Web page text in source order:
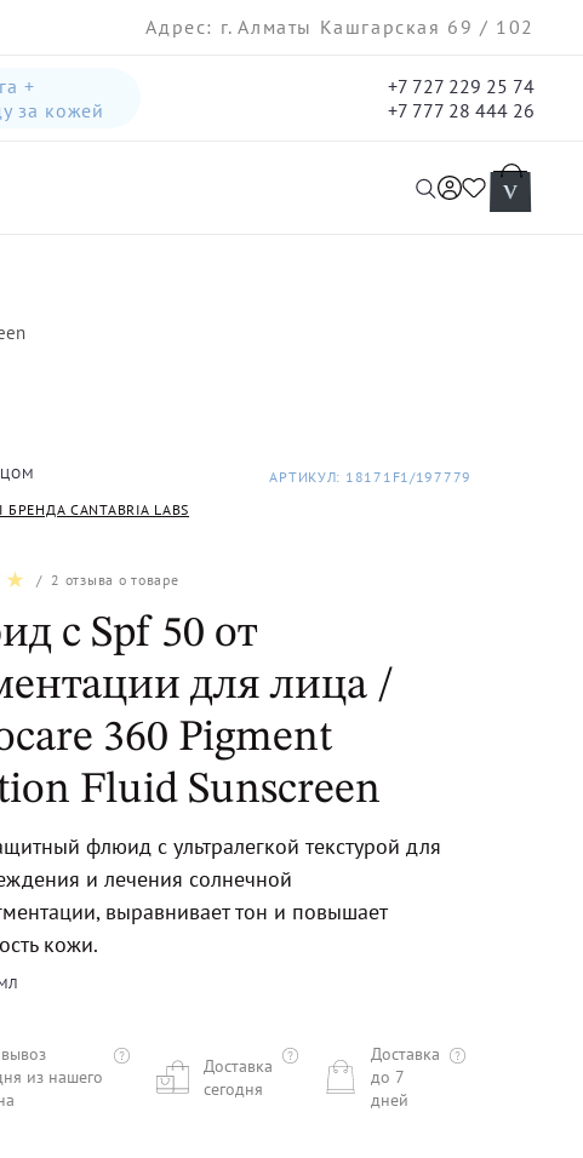
Адрес: г. Алматы Кашгарская 69 / 102
+
за кожей
+7 727 229 25 74
+7 777 28 444 26
CANTABRIA LABS
АРТИКУЛ: 18171F1/197779
/ 2 отзыва о товаре
с Spf 50 от
для лица /
360 Pigment
Fluid Sunscreen
флюид с ультралегкой текстурой для
и лечения солнечной
выравнивает тон и повышает
кожи.
из нашего
Доставка
сегодня
Доставка
до 7
дней